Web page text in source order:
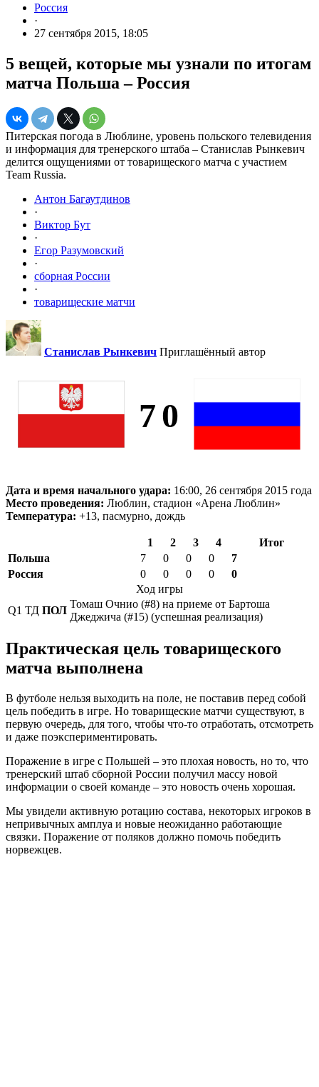
Россия
·
27 сентября 2015, 18:05
5 вещей, которые мы узнали по итогам
матча Польша – Россия
Питерская погода в Люблине, уровень польского телевидения
и информация для тренерского штаба – Станислав Рынкевич
делится ощущениями от товарищеского матча с участием
Team Russia.
Антон Багаутдинов
·
Виктор Бут
·
Егор Разумовский
·
сборная России
·
товарищеские матчи
Станислав Рынкевич Приглашённый автор
70
Дата и время начального удара: 16:00, 26 сентября 2015 года
Место проведения: Люблин, стадион «Арена Люблин»
Температура: +13, пасмурно, дождь
1 2 3 4
Итог
Польша
7 0 0 0
7
Россия
0 0 0 0
0
Ход игры
Q1 ТД ПОЛ
Томаш Очнио (#8) на приеме от Бартоша
Джеджича (#15) (успешная реализация)
Практическая цель товарищеского
матча выполнена
В футболе нельзя выходить на поле, не поставив перед собой
цель победить в игре. Но товарищеские матчи существуют, в
первую очередь, для того, чтобы что-то отработать, отсмотреть
и даже поэкспериментировать.
Поражение в игре с Польшей – это плохая новость, но то, что
тренерский штаб сборной России получил массу новой
информации о своей команде – это новость очень хорошая.
Мы увидели активную ротацию состава, некоторых игроков в
непривычных амплуа и новые неожиданно работающие
связки. Поражение от поляков должно помочь победить
норвежцев.